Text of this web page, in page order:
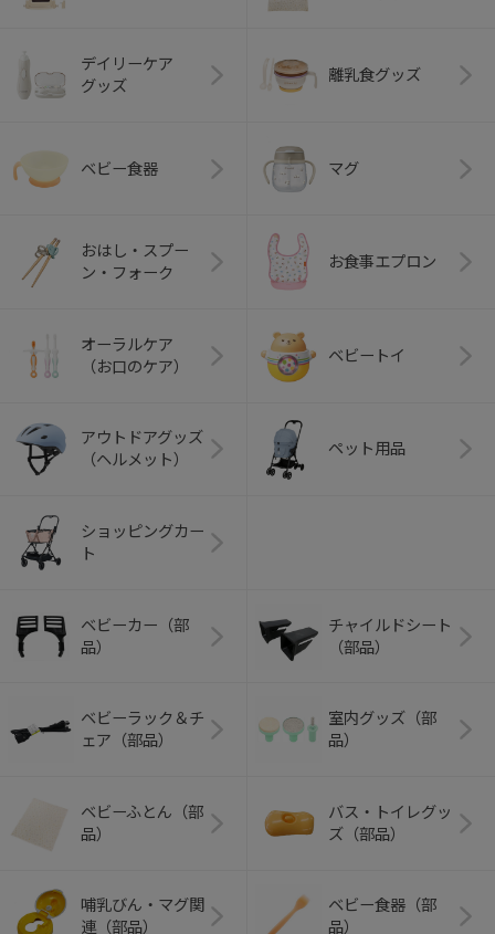
デイリーケア
グッズ
離乳食グッズ
ベビー食器 マグ
おはし・スプー
ン・フォーク
お食事エプロン
オーラルケア
（お口のケア）
ベビートイ
アウトドアグッズ
（ヘルメット）
ペット用品
ショッピングカー
ト
ベビーカー（部
品）
チャイルドシート
（部品）
ベビーラック＆チ
ェア（部品）
室内グッズ（部
品）
ベビーふとん（部
品）
バス・トイレグッ
ズ（部品）
哺乳びん・マグ関
連（部品）
ベビー食器（部
品）